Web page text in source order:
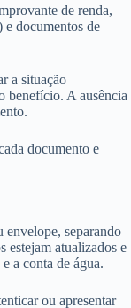
de renda,
documentos de
a situação
benefício. A ausência
documento e
envelope, separando
estejam atualizados e
a conta de água.
ou apresentar